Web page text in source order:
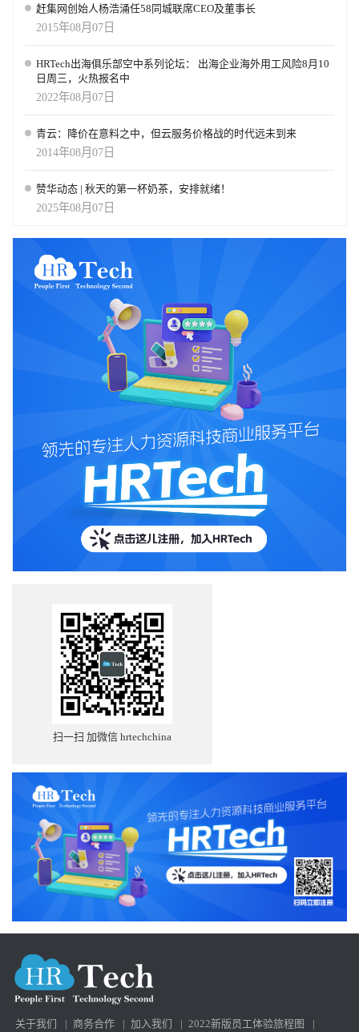
赶集网创始人杨浩涌任58同城联席CEO及董事长
2015年08月07日
HRTech出海俱乐部空中系列论坛： 出海企业海外用工风险8月10
日周三，火热报名中
2022年08月07日
青云：降价在意料之中，但云服务价格战的时代远未到来
2014年08月07日
赞华动态 | 秋天的第一杯奶茶，安排就绪！
2025年08月07日
扫一扫 加微信 hrtechchina
关于我们 | 商务合作 | 加入我们 | 2022新版员工体验旅程图
|